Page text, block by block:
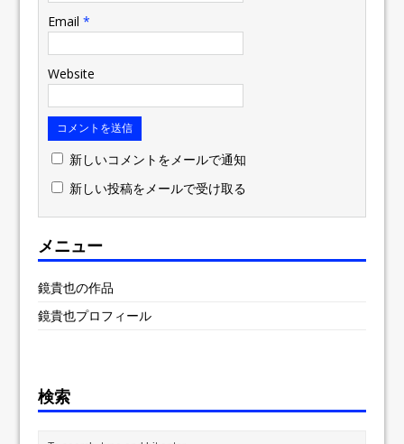
Email*
Website
新しいコメントをメールで通知
新しい投稿をメールで受け取る
メニュー
鏡貴也の作品
鏡貴也プロフィール
検索